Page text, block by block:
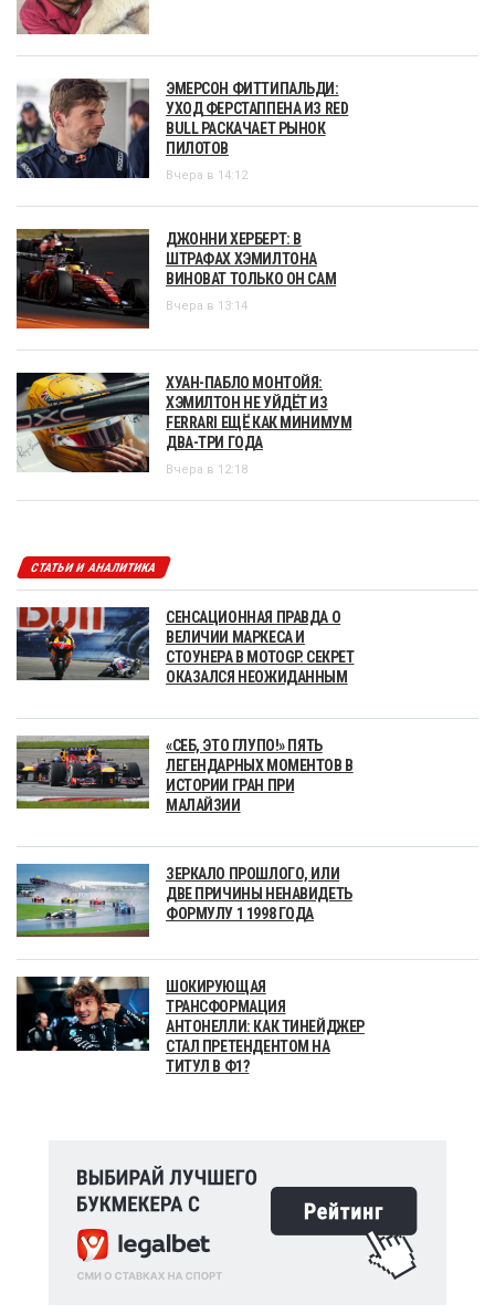
ЭМЕРСОН ФИТТИПАЛЬДИ:
УХОД ФЕРСТАППЕНА ИЗ RED
BULL РАСКАЧАЕТ РЫНОК
ПИЛОТОВ
Вчера в 14:12
ДЖОННИ ХЕРБЕРТ: В
ШТРАФАХ ХЭМИЛТОНА
ВИНОВАТ ТОЛЬКО ОН САМ
Вчера в 13:14
ХУАН-ПАБЛО МОНТОЙЯ:
ХЭМИЛТОН НЕ УЙДЁТ ИЗ
FERRARI ЕЩЁ КАК МИНИМУМ
ДВА-ТРИ ГОДА
Вчера в 12:18
СТАТЬИ И АНАЛИТИКА
СЕНСАЦИОННАЯ ПРАВДА О
ВЕЛИЧИИ МАРКЕСА И
СТОУНЕРА В MOTOGP. СЕКРЕТ
ОКАЗАЛСЯ НЕОЖИДАННЫМ
«СЕБ, ЭТО ГЛУПО!» ПЯТЬ
ЛЕГЕНДАРНЫХ МОМЕНТОВ В
ИСТОРИИ ГРАН ПРИ
МАЛАЙЗИИ
ЗЕРКАЛО ПРОШЛОГО, ИЛИ
ДВЕ ПРИЧИНЫ НЕНАВИДЕТЬ
ФОРМУЛУ 1 1998 ГОДА
ШОКИРУЮЩАЯ
ТРАНСФОРМАЦИЯ
АНТОНЕЛЛИ: КАК ТИНЕЙДЖЕР
СТАЛ ПРЕТЕНДЕНТОМ НА
ТИТУЛ В Ф1?